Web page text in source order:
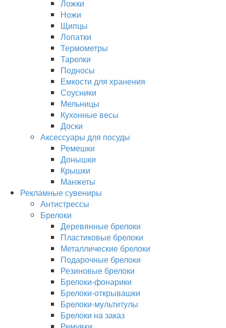
Ложки
Ножи
Щипцы
Лопатки
Термометры
Тарелки
Подносы
Емкости для хранения
Соусники
Мельницы
Кухонные весы
Доски
Аксессуары для посуды
Ремешки
Донышки
Крышки
Манжеты
Рекламные сувениры
Антистрессы
Брелоки
Деревянные брелоки
Пластиковые брелоки
Металлические брелоки
Подарочные брелоки
Резиновые брелоки
Брелоки-фонарики
Брелоки-открывашки
Брелоки-мультитулы
Брелоки на заказ